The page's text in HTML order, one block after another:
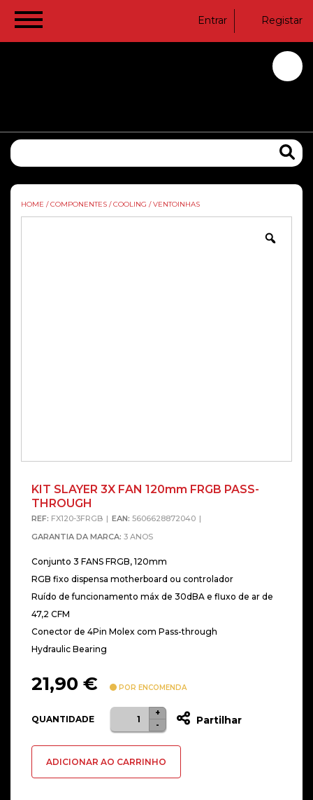
Entrar Registar
HOME / COMPONENTES / COOLING / VENTOINHAS
KIT SLAYER 3X FAN 120mm FRGB PASS-
THROUGH
REF: FX120-3FRGB EAN: 5606628872040
GARANTIA DA MARCA: 3 ANOS
Conjunto 3 FANS FRGB, 120mm
RGB fixo dispensa motherboard ou controlador
Ruído de funcionamento máx de 30dBA e fluxo de ar de
47,2 CFM
Conector de 4Pin Molex com Pass-through
Hydraulic Bearing
21,90 € POR ENCOMENDA
QUANTIDADE
Quantidade
de
SLAYER
-
+
Partilhar
ADICIONAR AO CARRINHO